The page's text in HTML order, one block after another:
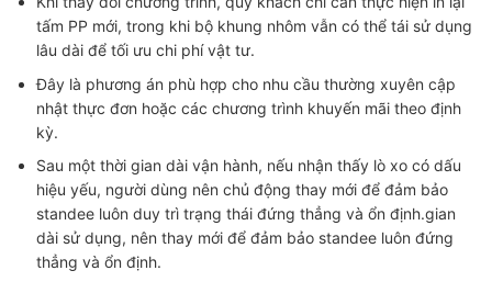
tấm PP mới, trong khi bộ khung nhôm vẫn có thể tái sử dụng
lâu dài để tối ưu chi phí vật tư.
Đây là phương án phù hợp cho nhu cầu thường xuyên cập
nhật thực đơn hoặc các chương trình khuyến mãi theo định
kỳ.
Sau một thời gian dài vận hành, nếu nhận thấy lò xo có dấu
hiệu yếu, người dùng nên chủ động thay mới để đảm bảo
standee luôn duy trì trạng thái đứng thẳng và ổn định.gian
dài sử dụng, nên thay mới để đảm bảo standee luôn đứng
thẳng và ổn định.